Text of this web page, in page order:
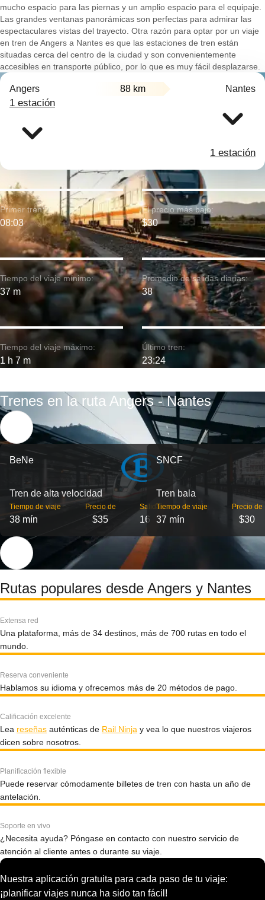
mucho espacio para las piernas y un amplio espacio para el equipaje.
Las grandes ventanas panorámicas son perfectas para admirar las
espectaculares vistas del trayecto. Otra razón para optar por un viaje
en tren de Angers a Nantes es que las estaciones de tren están
situadas cerca del centro de la ciudad y son convenientemente
accesibles en transporte público, por lo que es muy fácil desplazarse.
Angers 88 km Nantes
1 estación
1 estación
Tiempo del viaje mínimo:
37 m
Primer tren:
08:03
Tiempo del viaje máximo:
1 h 7 m
El precio más bajo:
$30
Promedio de salidas diarias:
38
Último tren:
23:24
Trenes en la ruta Angers - Nantes
BeNe
Tren de alta velocidad
Tiempo de viaje
38 mín
Precio de
$35
Salidas
16
SNCF
Tren bala
Tiempo de viaje
37 mín
Precio de
$30
Rutas populares desde Angers y Nantes
Extensa red
Una plataforma, más de 34 destinos, más de 700 rutas en todo el
mundo.
Reserva conveniente
Hablamos su idioma y ofrecemos más de 20 métodos de pago.
Calificación excelente
Lea reseñas auténticas de Rail Ninja y vea lo que nuestros viajeros
dicen sobre nosotros.
Planificación flexible
Puede reservar cómodamente billetes de tren con hasta un año de
antelación.
Soporte en vivo
¿Necesita ayuda? Póngase en contacto con nuestro servicio de
atención al cliente antes o durante su viaje.
Nuestra aplicación gratuita para cada paso de tu viaje:
¡planificar viajes nunca ha sido tan fácil!